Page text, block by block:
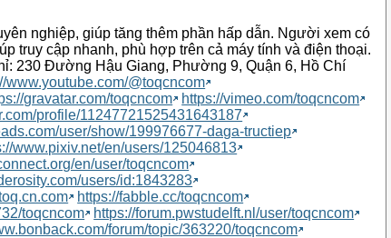
nghiệp, giúp tăng thêm phần hấp dẫn. Người xem có
truy cập nhanh, phù hợp trên cả máy tính và điện thoại.
230 Đường Hậu Giang, Phường 9, Quận 6, Hồ Chí
www.youtube.com/@toqcncom
gravatar.com/toqcncom
https://vimeo.com/toqcncom
profile/11247721525431643187
user/show/199976677-daga-tructiep
www.pixiv.net/en/users/125046813
en/user/toqcncom
users/id:1843283
https://fabble.cc/toqcncom
toqcncom
https://forum.pwstudelft.nl/user/toqcncom
forum/topic/363220/toqcncom